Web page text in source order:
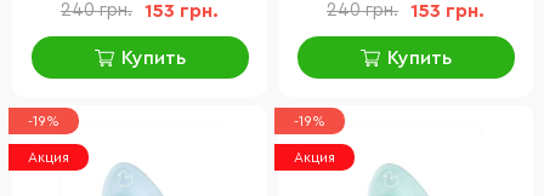
240 грн. 153 грн.
Купить
240 грн. 153 грн.
Купить
-19%
Акция
-19%
Акция